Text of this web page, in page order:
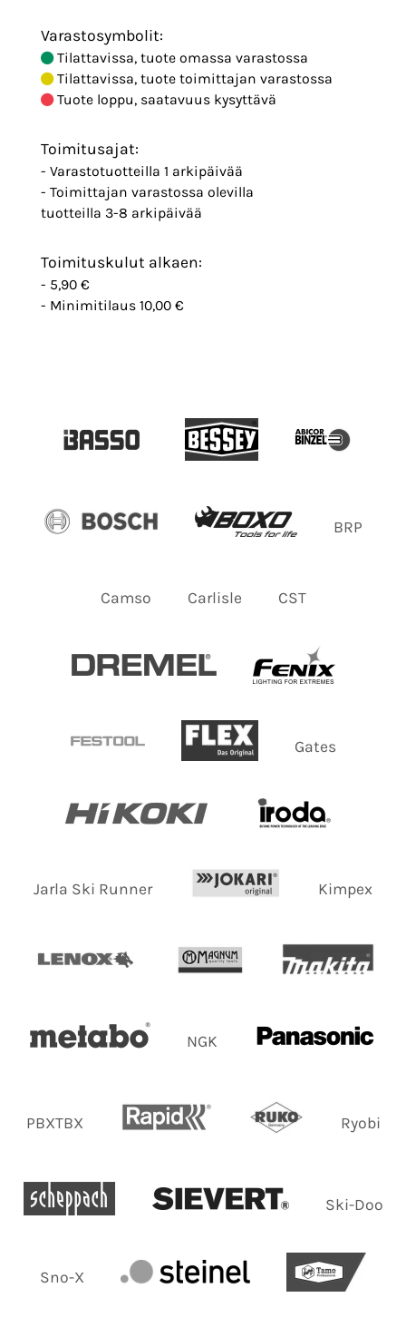
Varastosymbolit:
Tilattavissa, tuote omassa varastossa
Tilattavissa, tuote toimittajan varastossa
Tuote loppu, saatavuus kysyttävä
Toimitusajat:
- Varastotuotteilla 1 arkipäivää
- Toimittajan varastossa olevilla
tuotteilla 3-8 arkipäivää
Toimituskulut alkaen:
- 5,90 €
- Minimitilaus 10,00 €
BRP
Camso Carlisle CST
Gates
Jarla Ski Runner Kimpex
NGK
PBXTBX Ryobi
Ski-Doo
Sno-X